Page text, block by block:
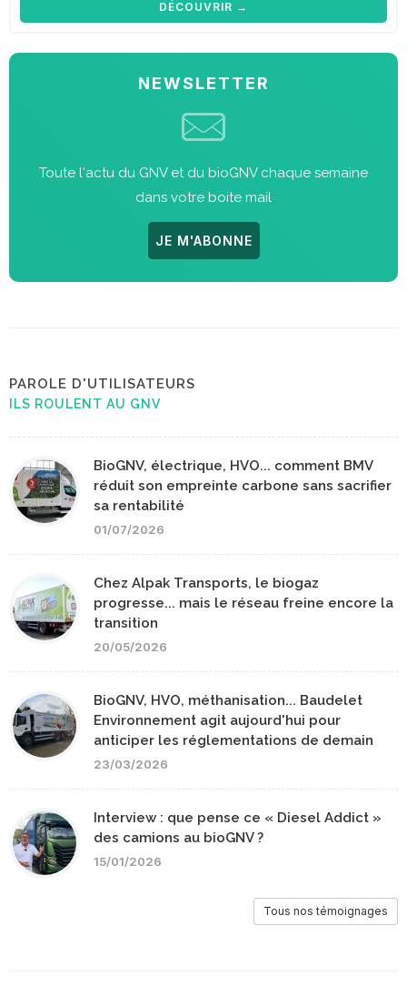
DÉCOUVRIR →
NEWSLETTER
Toute l'actu du GNV et du bioGNV chaque semaine
dans votre boite mail
JE M'ABONNE
PAROLE D'UTILISATEURS
ILS ROULENT AU GNV
BioGNV, électrique, HVO... comment BMV
réduit son empreinte carbone sans sacrifier
sa rentabilité
01/07/2026
Chez Alpak Transports, le biogaz
progresse... mais le réseau freine encore la
transition
20/05/2026
BioGNV, HVO, méthanisation... Baudelet
Environnement agit aujourd'hui pour
anticiper les réglementations de demain
23/03/2026
Interview : que pense ce « Diesel Addict »
des camions au bioGNV ?
15/01/2026
Tous nos témoignages